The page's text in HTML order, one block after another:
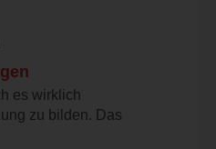
es wirklich
zu bilden. Das